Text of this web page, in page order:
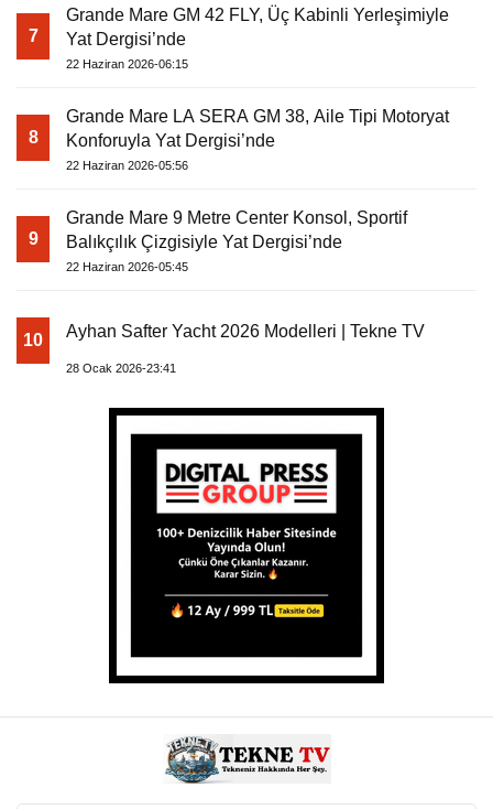
7
Grande Mare GM 42 FLY, Üç Kabinli Yerleşimiyle
Yat Dergisi’nde
22 Haziran 2026-06:15
8
Grande Mare LA SERA GM 38, Aile Tipi Motoryat
Konforuyla Yat Dergisi’nde
22 Haziran 2026-05:56
9
Grande Mare 9 Metre Center Konsol, Sportif
Balıkçılık Çizgisiyle Yat Dergisi’nde
22 Haziran 2026-05:45
10 Ayhan Safter Yacht 2026 Modelleri | Tekne TV
28 Ocak 2026-23:41